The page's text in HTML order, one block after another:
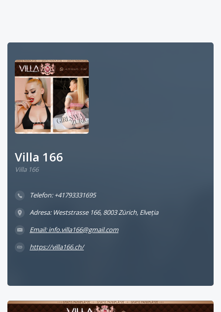
Villa 166
Villa 166
Telefon: +41793331695
Adresa: Weststrasse 166, 8003 Zürich, Elveția
Email: info.villa166@gmail.com
https://villa166.ch/